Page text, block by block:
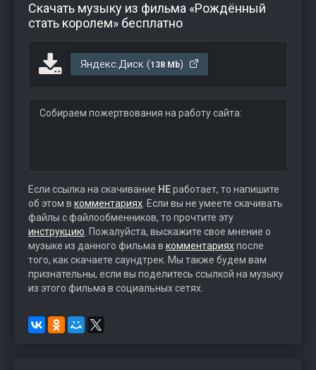
Скачать музыку из фильма «Рождённый
стать королем» бесплатно
Яндекс.Диск (138 Mb)
Собираем пожертвования на работу сайта:
Если ссылка на скачивание НЕработает, то напишите
об этом в комментариях . Если вы не умеете скачивать
файлы с файлообменников, то прочтите эту
инструкцию . Пожалуйста, выскажите свое мнение о
музыке из данного фильма в комментарияхпосле
того, как скачаете саундтрек. Мы также будем вам
признательны, если вы поделитесь ссылкой на музыку
из этого фильма в социальных сетях.